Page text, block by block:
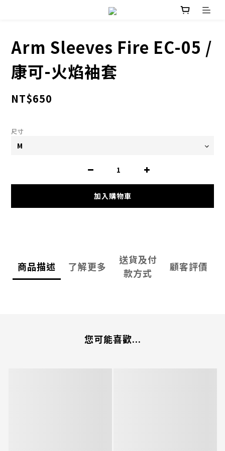
Arm Sleeves Fire EC-05 /
康可-火焰袖套
NT$650
尺寸
加入購物車
商品描述 了解更多
送貨及付
款方式
顧客評價
您可能喜歡...